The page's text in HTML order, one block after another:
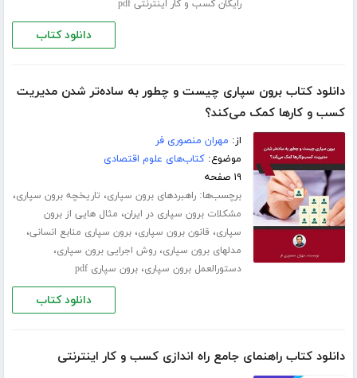
رایگان کسب و کار اینترنتی pdf
دانلود کتاب
دانلود کتاب برون سپاری چیست و چطور به ساده‌تر شدن مدیریت
کسب و‌ کارها کمک می‌کند؟
از: مهران منصوری فر
موضوع:کتاب‌های علوم اقتصادی
۱۹ صفحه
برچسب‌ها:راهبردهای برون سپاری، تاریخچه برون سپاری،
مشکلات برون سپاری در ایران، مثال هایی از برون
سپاری، قانون برون سپاری،برون سپاری منابع انسانی،
مدلهای برون سپاری،روش اجرایی برون سپاری،
دستورالعمل برون سپاری،برون سپاری pdf
دانلود کتاب
دانلود کتاب راهنمای جامع راه اندازی کسب و کار اینترنتی